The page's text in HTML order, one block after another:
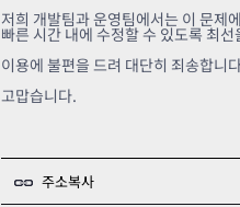
저희 개발팀과 운영팀에서는 이 문제
빠른 시간 내에 수정할 수 있도록 최
이용에 불편을 드려 대단히 죄송합니
고맙습니다.
주소복사